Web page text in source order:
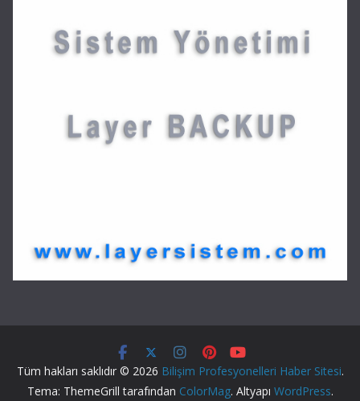
Tüm hakları saklıdır © 2026 Bilişim Profesyonelleri Haber Sitesi.
Tema: ThemeGrill tarafından ColorMag. Altyapı WordPress.